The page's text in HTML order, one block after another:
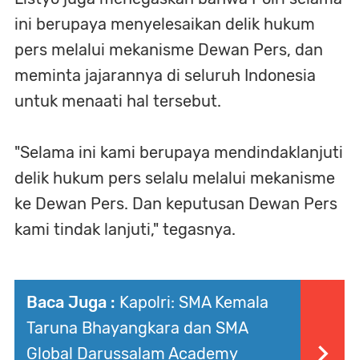
ini berupaya menyelesaikan delik hukum
pers melalui mekanisme Dewan Pers, dan
meminta jajarannya di seluruh Indonesia
untuk menaati hal tersebut.
"Selama ini kami berupaya mendindaklanjuti
delik hukum pers selalu melalui mekanisme
ke Dewan Pers. Dan keputusan Dewan Pers
kami tindak lanjuti," tegasnya.
Baca Juga : Kapolri: SMA Kemala
Taruna Bhayangkara dan SMA
Global Darussalam Academy